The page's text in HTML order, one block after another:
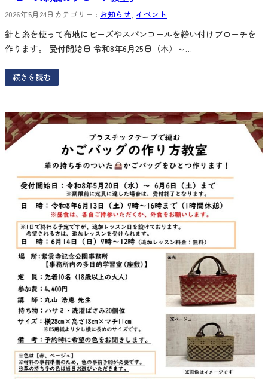
2026年5月24日 カテゴリー : お知らせ イベント
針と糸を使って布地にビーズやスパンコールを縫い付けブローチを
作ります。 受付開始日 令和8年6月25日（木）～…
続きを読む